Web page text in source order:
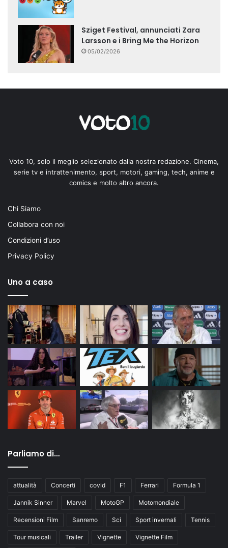
Sziget Festival, annunciati Zara
Larsson e i Bring Me the Horizon
05/02/2026
Voto 10, solo il meglio selezionato dalla nostra redazione. Cinema,
serie tv e intrattenimento, sport, motori, gaming, tech, anime e
comics e molto altro ancora.
Chi Siamo
Collabora con noi
Condizioni d’uso
Privacy Policy
Uno a caso
Parliamo di…
attualità Concerti covid F1 Ferrari Formula 1
Jannik Sinner Marvel MotoGP Motomondiale
Recensioni Film Sanremo Sci Sport invernali Tennis
Tour musicali Trailer Vignette Vignette Film